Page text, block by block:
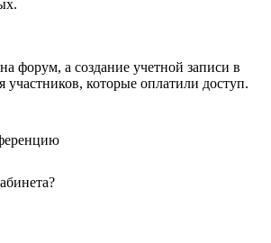
форум, а создание учетной записи в
участников, которые оплатили доступ.